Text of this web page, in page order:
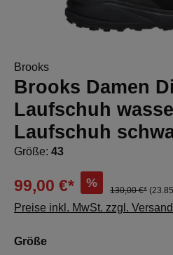
Brooks
Brooks Damen
Laufschuh
Laufschuh
Größe: 43
99,00 €* %
130,00 €*
Preise inkl. MwSt. zzgl.
Größeauswählen